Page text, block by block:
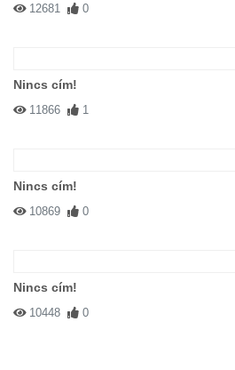
12681 0
Nincs cím!
11866 1
Nincs cím!
10869 0
Nincs cím!
10448 0